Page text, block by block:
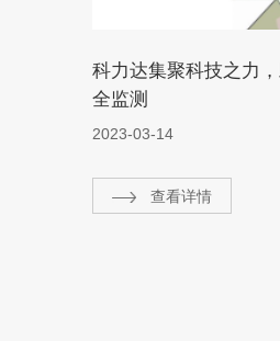
科力达集聚科技之力
全监测
2023-03-14
查看详情